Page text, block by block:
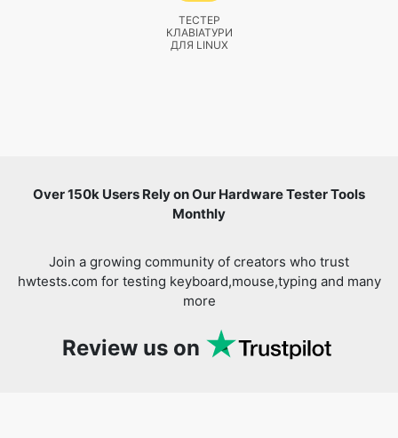
ТЕСТЕР
КЛАВІАТУРИ
ДЛЯ LINUX
Over 150k Users Rely on Our Hardware Tester Tools
Monthly
Join a growing community of creators who trust
hwtests.com for testing keyboard,mouse,typing and many
more
Review us on